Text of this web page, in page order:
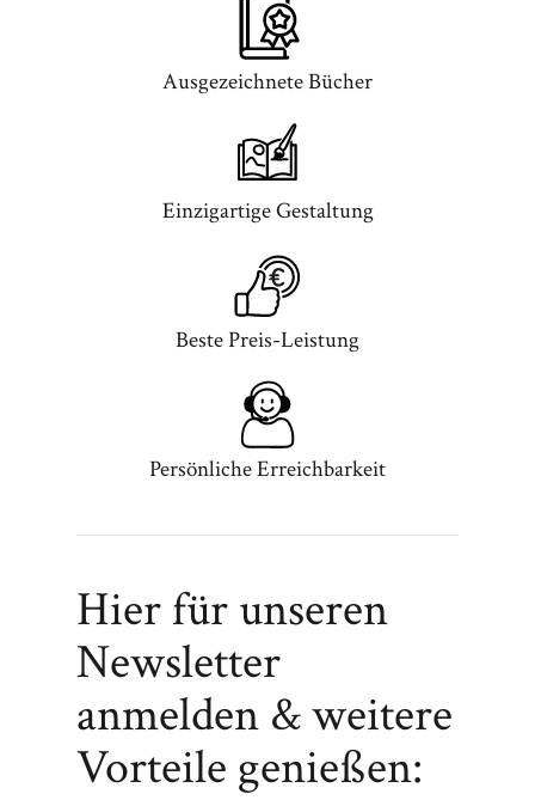
Ausgezeichnete Bücher
Einzigartige Gestaltung
Beste Preis-Leistung
Persönliche Erreichbarkeit
Hier für unseren
Newsletter
anmelden & weitere
Vorteile genießen: